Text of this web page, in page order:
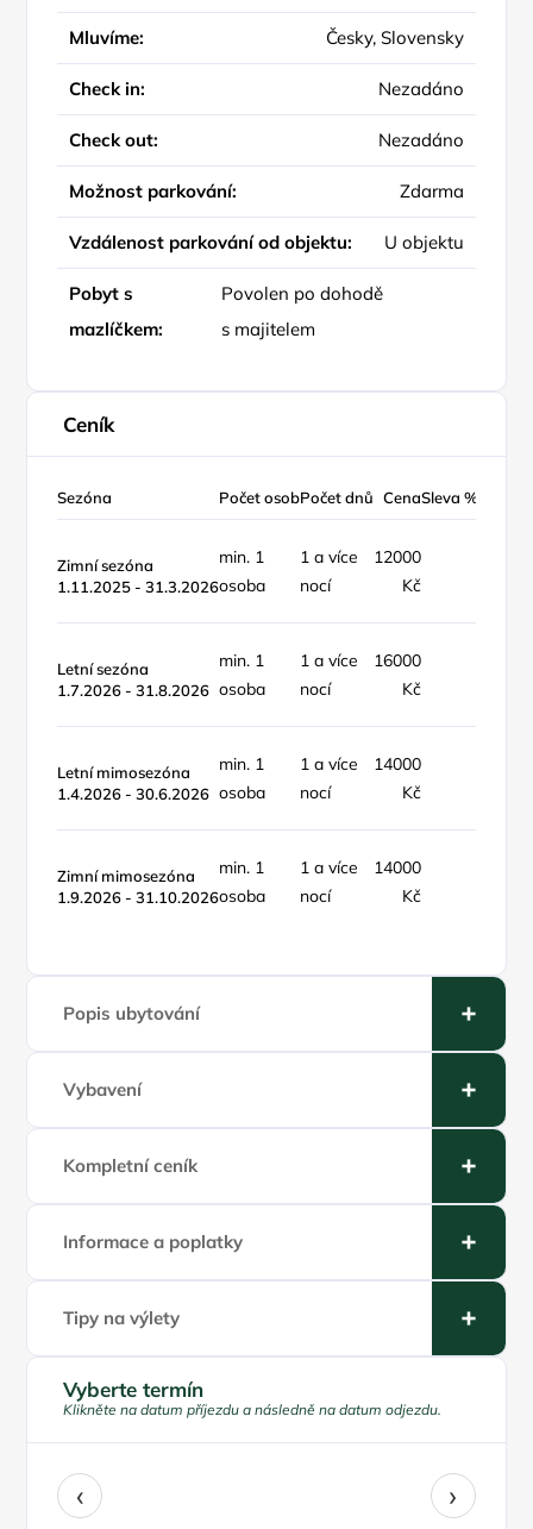
Mluvíme: Česky, Slovensky
Check in: Nezadáno
Check out: Nezadáno
Možnost parkování: Zdarma
Vzdálenost parkování od objektu: U objektu
Pobyt s
mazlíčkem:
Povolen po dohodě
s majitelem
Ceník
Sezóna Počet osobPočet dnů CenaSleva %
Zimní sezóna
1.11.2025 - 31.3.2026
min. 1
osoba
1 a více
nocí
12000
Kč
Letní sezóna
1.7.2026 - 31.8.2026
min. 1
osoba
1 a více
nocí
16000
Kč
Letní mimosezóna
1.4.2026 - 30.6.2026
min. 1
osoba
1 a více
nocí
14000
Kč
Zimní mimosezóna
1.9.2026 - 31.10.2026
min. 1
osoba
1 a více
nocí
14000
Kč
Popis ubytování
Vybavení
Kompletní ceník
Informace a poplatky
Tipy na výlety
Vyberte termín
Klikněte na datum příjezdu a následně na datum odjezdu.
‹ ›